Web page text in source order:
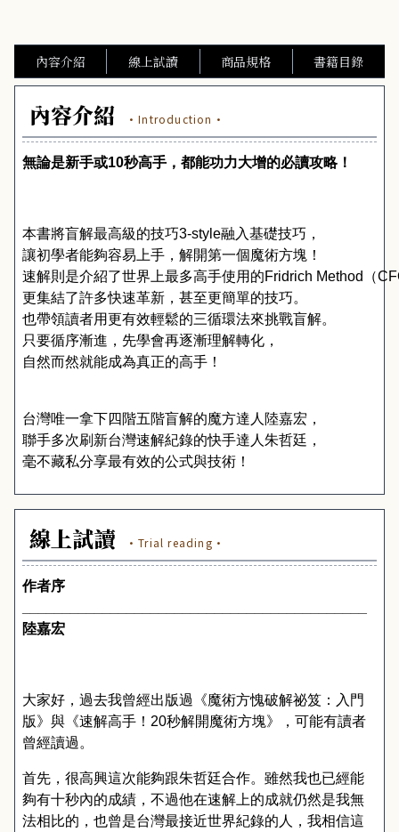
內容介紹 線上試讀 商品規格 書籍目錄
內容介紹 ·Introduction·
無論是新手或10秒高手，都能功力大增的必讀攻略！
本書將盲解最高級的技巧3-style融入基礎技巧，
讓初學者能夠容易上手，解開第一個魔術方塊！
速解則是介紹了世界上最多高手使用的Fridrich Method （
更集結了許多快速革新，甚至更簡單的技巧。
也帶領讀者用更有效輕鬆的三循環法來挑戰盲解。
只要循序漸進，先學會再逐漸理解轉化，
自然而然就能成為真正的高手！
台灣唯一拿下四階五階盲解的魔方達人陸嘉宏，
聯手多次刷新台灣速解紀錄的快手達人朱哲廷，
毫不藏私分享最有效的公式與技術！
線上試讀 ·Trial reading·
作者序
陸嘉宏
大家好，過去我曾經出版過《魔術方愧破解祕笈：入門
版》與《速解高手！ 20秒解開魔術方塊》，可能有讀者
曾經讀過。
首先，很高興這次能夠跟朱哲廷合作。雖然我也已經能
夠有十秒內的成績，不過他在速解上的成就仍然是我無
法相比的，也曾是台灣最接近世界紀錄的人，我相信這